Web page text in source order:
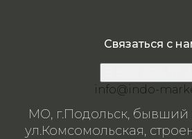
Связаться с
info@indo-
МО, г.Подольск, бывший
ул.Комсомольская,